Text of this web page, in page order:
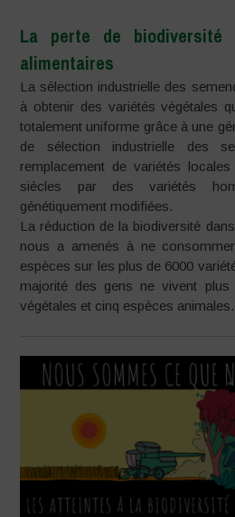
La perte de biodiversité
alimentaires
La sélection industrielle des
à obtenir des variétés végétales
totalement uniforme grâce à une
de sélection industrielle des
remplacement de variétés
siècles par des variétés
génétiquement modifiées.
La réduction de la biodiversité
nous a amenés à ne
espèces sur les plus de 6000
majorité des gens ne vivent plus
végétales et cinq espèces animales.